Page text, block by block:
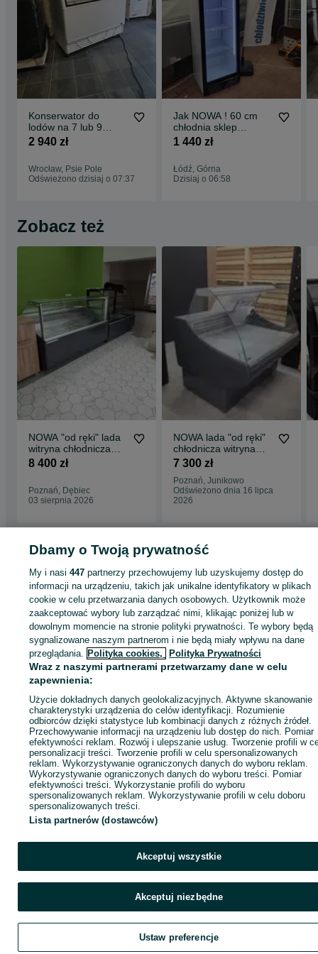
Konserwator do
lodów na 7 lub 9
kuwet 2021rok
zamrażarka witryna
DOSTAWA do lodów
2 940 zł
Wrocław, Psie Pole
Odświeżono dzisiaj o 07:37
Jak NOWA ! 60 cm
chłodnia sklep
lodówka DOSTAWA
1 440 zł
Łódź, Górna
Dzisiaj o 06:58
Zobacz też
NOWA "od ręki" lada
witryna chłodnicza
chłodnia lodówka
8 400 zł
Poznań, Dębiec
03 sierpnia 2026
NOWA lada "od ręki"
chłodnicza witryna
130 160 i 190cm
7 300 zł
Poznań, Junikowo
Odświeżono dnia 16 lipca
2026
Strona główna Firma i Przemysł Sklepy i magazyny
Lady i witryny chłodnicze - Wielkopolskie
chłodnicze - Poznań
Lady i witryny chłodnicze - Górczyn
KATEGORIA
1032962531 Wyświetlenia:
Zadzwoń / SMS
Dbamy o Twoją prywatność
My i nasi447 partnerzy przechowujemy lub uzyskujemy dostęp do
informacji na urządzeniu, takich jak unikalne identyfikatory w plikach
cookie w celu przetwarzania danych osobowych. Użytkownik może
zaakceptować wybory lub zarządzać nimi, klikając poniżej lub w
dowolnym momencie na stronie polityki prywatności. Te wybory będą
sygnalizowane naszym partnerom i nie będą miały wpływu na dane
przeglądania. Polityka cookies, Polityka Prywatności
Wraz z naszymi partnerami przetwarzamy dane w celu
zapewnienia:
Użycie dokładnych danych geolokalizacyjnych. Aktywne skanowanie
charakterystyki urządzenia do celów identyfikacji. Rozumienie
odbiorców dzięki statystyce lub kombinacji danych z różnych źródeł.
Przechowywanie informacji na urządzeniu lub dostęp do nich. Pomiar
efektywności reklam. Rozwój i ulepszanie usług. Tworzenie profili w
personalizacji treści. Tworzenie profili w celu spersonalizowanych
reklam. Wykorzystywanie ograniczonych danych do wyboru reklam.
Wykorzystywanie ograniczonych danych do wyboru treści. Pomiar
efektywności treści. Wykorzystanie profili do wyboru
spersonalizowanych reklam. Wykorzystywanie profili w celu doboru
spersonalizowanych treści.
Lista partnerów (dostawców)
Akceptuj wszystkie
Akceptuj niezbędne
Ustaw preferencje